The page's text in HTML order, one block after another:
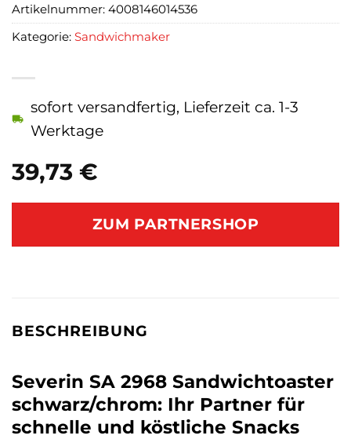
39,73 €
sofort versandfertig, Lieferzeit ca. 1-3
Werktage
ZUM PARTNERSHOP
Artikelnummer: 4008146014536
Kategorie: Sandwichmaker
BESCHREIBUNG
Severin SA 2968 Sandwichtoaster
schwarz/chrom: Ihr Partner für
schnelle und köstliche Snacks